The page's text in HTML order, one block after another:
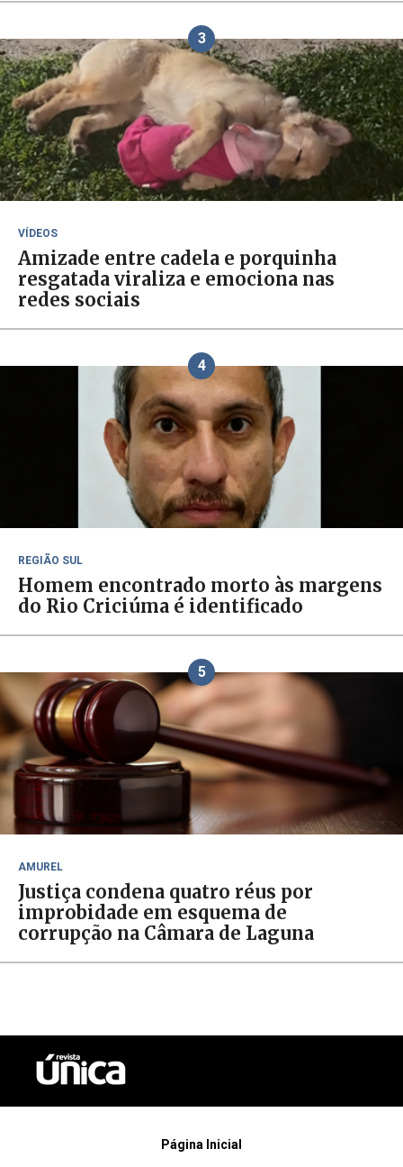
3
VÍDEOS
Amizade entre cadela e porquinha
resgatada viraliza e emociona nas
redes sociais
4
REGIÃO SUL
Homem encontrado morto às margens
do Rio Criciúma é identificado
5
AMUREL
Justiça condena quatro réus por
improbidade em esquema de
corrupção na Câmara de Laguna
Página Inicial